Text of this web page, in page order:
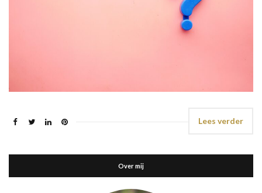
Lees verder
Over mij